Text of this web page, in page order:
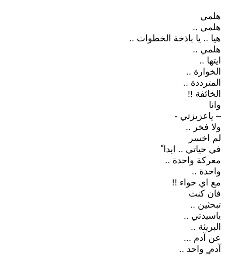
هلمي
هلمي ..
هيا .. يا باذخة الخطوات ..
هلمي ..
ايتها ..
الخوارة ..
المترددة ..
الخائفة !!
وانا
– ياعزيزتي -
ولا فخر ..
لم اخسر
في حياتي .. ابدا ً
معركة واحدة ..
واحدة ..
مع اي حواء !!
فان كنت
تبحثين ..
ياسيدتي ..
البريئة ..
عن آدم ...
آدم ٍ واحد ..